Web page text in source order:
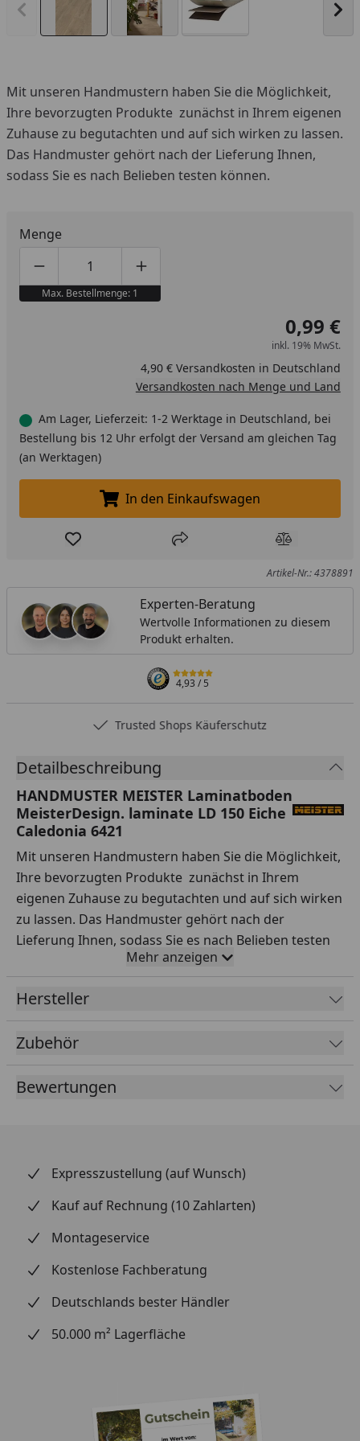
Vorheriges Bild anzeigen
Mit unseren Handmustern haben Sie die Möglichkeit,
Ihre bevorzugten Produkte zunächst in Ihrem eigenen
Zuhause zu begutachten und auf sich wirken zu lassen.
Das Handmuster gehört nach der Lieferung Ihnen,
sodass Sie es nach Belieben testen können.
Menge
Produktmenge um eins verringern
Produktmenge manuell eingeben
Produktmenge um eins erhöhen
Max. Bestellmenge: 1
0,99 €
inkl. 19% MwSt.
4,90 € Versandkosten in Deutschland
Versandkosten nach Menge und Land
Am Lager, Lieferzeit: 1-2 Werktage in Deutschland, bei
Bestellung bis 12 Uhr erfolgt der Versand am gleichen Tag
(an Werktagen)
In den Einkaufswagen legen
In den Einkaufswagen
Produkt zur Wunschliste hinzufügen
Teilen Produkt
Artikel-Nr.: 4378891
Experten-Beratung
Wertvolle Informationen zu diesem
Produkt erhalten.
4,93/ 5
Trusted Shops Käuferschutz
Detailbeschreibung
HANDMUSTER MEISTER Laminatboden
MeisterDesign. laminate LD 150 Eiche
Caledonia 6421
Mit unseren Handmustern haben Sie die Möglichkeit,
Ihre bevorzugten Produkte zunächst in Ihrem
eigenen Zuhause zu begutachten und auf sich wirken
zu lassen. Das Handmuster gehört nach der
Lieferung Ihnen, sodass Sie es nach Belieben testen
Ihre Vorteile auf einen Blick:
verschiedener Sortimente, Hersteller, Preisklassen
und Qualitäten ausgiebig.
Praxisnahe Tests:
Simulieren Sie den Alltag – wie
Sie ruhig mal einen Hammer fallen oder stellen Sie
dann hin. Beobachten Sie, ob sich der Stuhl in den
Schuhen, scharfe Kratzer – testen Sie, wie robust
Wand – vertikal und horizontal, um die
Esstisch oder Bett? Welche Terrassendiele passt zu
Ihren Gartenmöbeln und Pflanzkästen?
Mehr anzeigen
Hersteller
Zubehör
Bewertungen
Expresszustellung (auf Wunsch)
Kauf auf Rechnung (10 Zahlarten)
Montageservice
Kostenlose Fachberatung
Deutschlands bester Händler
50.000 m² Lagerfläche